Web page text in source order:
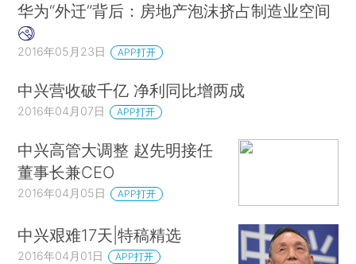
华为“外迁”背后：房地产泡沫挤占制造业空间
2016年05月23日 APP打开
中兴营收破千亿 净利同比增两成
2016年04月07日 APP打开
中兴高管大调整 赵先明接任
董事长兼CEO
2016年04月05日 APP打开
中兴艰难17天|特稿精选
2016年04月01日 APP打开